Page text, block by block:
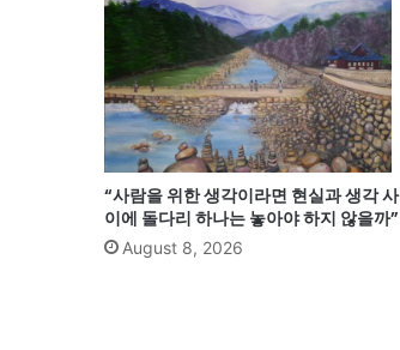
“사람을 위한 생각이라면 현실과 생각 사
이에 돌다리 하나는 놓아야 하지 않을까”
August 8, 2026